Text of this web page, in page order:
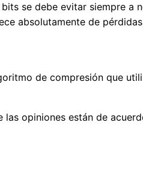
se debe evitar siempre a
absolutamente de
de compresión que
opiniones están de